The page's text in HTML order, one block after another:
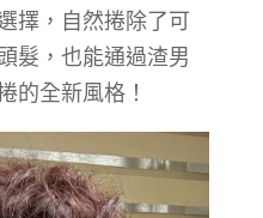
擇，自然捲除了可
髮，也能通過渣男
的全新風格！